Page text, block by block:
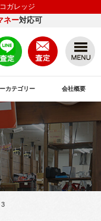
ガレッジ
ネー対応可
カテゴリー 会社概要
3